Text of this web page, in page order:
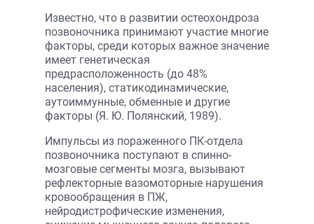
Известно, что в развитии остеохондроза
позвоночника принимают участие многие
факторы, среди которых важное значение
имеет генетическая
предрасположенность (до 48%
населения), статикодинамические,
аутоиммунные, обменные и другие
факторы (Я. Ю. Полянский, 1989).
Импульсы из пораженного ПК-отдела
позвоночника поступают в спинно-
мозговые сегменты мозга, вызывают
рефлекторные вазомоторные нарушения
кровообращения в ПЖ,
нейродистрофические изменения,